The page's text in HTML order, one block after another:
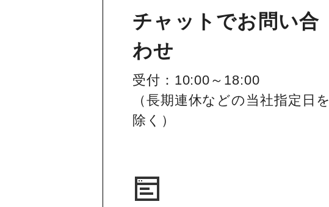
チャットでお問い合
わせ
受付：10:00～18:00
（長期連休などの当社指定日を
除く）